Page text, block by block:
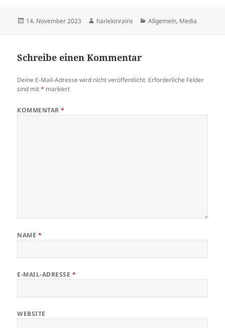
Veröffentlicht
14. November 2023 Autor
harlekinrains Kategorien
Allgemein, Media
Schreibe einen Kommentar
Deine E-Mail-Adresse wird nicht veröffentlicht. Erforderliche Felder
sind mit* markiert
KOMMENTAR*
NAME *
E-MAIL-ADRESSE *
WEBSITE